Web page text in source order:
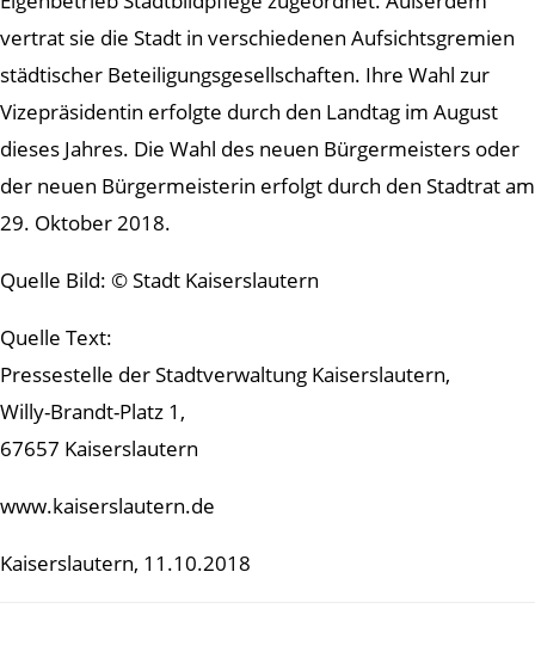
vertrat sie die Stadt in verschiedenen Aufsichtsgremien
städtischer Beteiligungsgesellschaften. Ihre Wahl zur
Vizepräsidentin erfolgte durch den Landtag im August
dieses Jahres. Die Wahl des neuen Bürgermeisters oder
der neuen Bürgermeisterin erfolgt durch den Stadtrat am
29. Oktober 2018.
Quelle Bild: © Stadt Kaiserslautern
Quelle Text:
Pressestelle der Stadtverwaltung Kaiserslautern,
Willy-Brandt-Platz 1,
67657 Kaiserslautern
www.kaiserslautern.de
Kaiserslautern, 11.10.2018